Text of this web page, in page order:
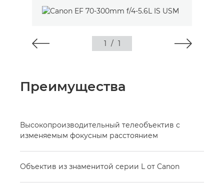
1 / 1
Преимущества
Высокопроизводительный телеобъектив с
изменяемым фокусным расстоянием
Объектив из знаменитой серии L от Canon